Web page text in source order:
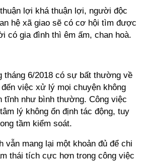
lợi khá thuận lợi, người độc
hệ xã giao sẽ có cơ hội tìm được
có gia đình thì êm ấm, chan hoà.
tháng 6/2018 có sự bất thường về
việc xử lý mọi chuyện không
tĩnh như bình thường. Công việc
lý không ổn định tác động, tuy
tầm kiểm soát.
vẫn mang lại một khoản đủ để chi
thái tích cực hơn trong công việc